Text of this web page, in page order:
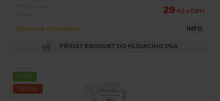
29 Kč s DPH
Dočasně vyprodaný INFO
PŘIDAT PRODUKT DO HLÍDACÍHO PSA
Akční
Novinka